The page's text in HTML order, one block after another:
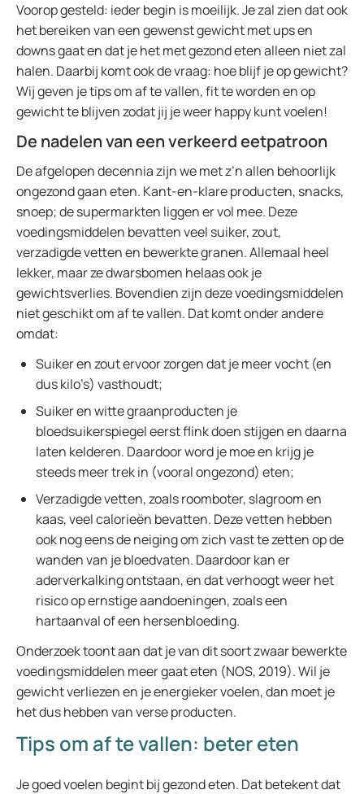
Voorop gesteld: ieder begin is moeilijk. Je zal zien dat ook
het bereiken van een gewenst gewicht met ups en
downs gaat en dat je het met gezond eten alleen niet zal
halen. Daarbij komt ook de vraag: hoe blijf je op gewicht?
Wij geven je tips om af te vallen, fit te worden en op
gewicht te blijven zodat jij je weer happy kunt voelen!
De nadelen van een verkeerd eetpatroon
De afgelopen decennia zijn we met z’n allen behoorlijk
ongezond gaan eten. Kant-en-klare producten, snacks,
snoep; de supermarkten liggen er vol mee. Deze
voedingsmiddelen bevatten veel suiker, zout,
verzadigde vetten en bewerkte granen. Allemaal heel
lekker, maar ze dwarsbomen helaas ook je
gewichtsverlies. Bovendien zijn deze voedingsmiddelen
niet geschikt om af te vallen. Dat komt onder andere
omdat:
Suiker en zout ervoor zorgen dat je meer vocht (en
dus kilo’s) vasthoudt;
Suiker en witte graanproducten je
bloedsuikerspiegel eerst flink doen stijgen en daarna
laten kelderen. Daardoor word je moe en krijg je
steeds meer trek in (vooral ongezond) eten;
Verzadigde vetten, zoals roomboter, slagroom en
kaas, veel calorieën bevatten. Deze vetten hebben
ook nog eens de neiging om zich vast te zetten op de
wanden van je bloedvaten. Daardoor kan er
aderverkalking ontstaan, en dat verhoogt weer het
risico op ernstige aandoeningen, zoals een
hartaanval of een hersenbloeding.
Onderzoek toont aan dat je van dit soort zwaar bewerkte
voedingsmiddelen meer gaat eten (NOS, 2019). Wil je
gewicht verliezen en je energieker voelen, dan moet je
het dus hebben van verse producten.
Tips om af te vallen: beter eten
Je goed voelen begint bij gezond eten. Dat betekent dat